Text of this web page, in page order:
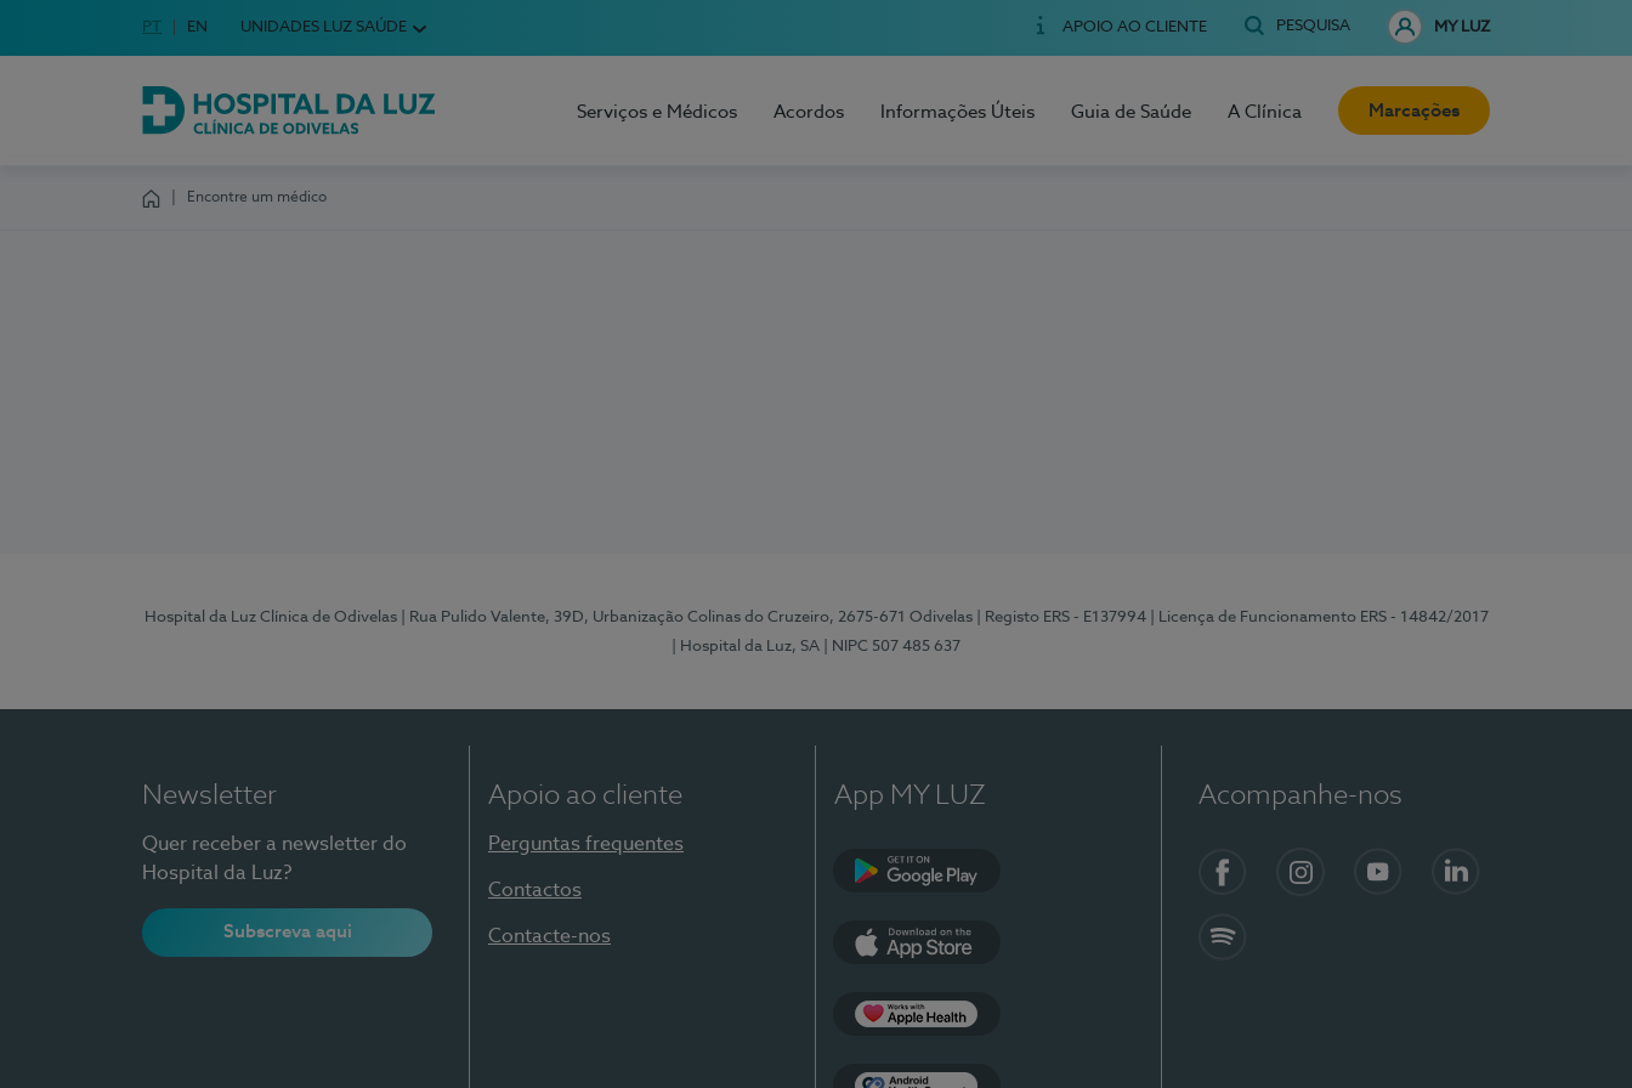
Escolha o seu idioma
Idioma em Português
PT English Language
EN UNIDADES LUZ SAÚDE APOIO AO CLIENTE PESQUISA MY LUZ
Hospital da Luz Clínica de Odivelas
Serviços e Médicos Acordos Informações Úteis Guia de Saúde A Clínica Marcações
Encontre um médico
Hospital da Luz Clínica de Odivelas | Rua Pulido Valente, 39D, Urbanização Colinas do Cruzeiro, 2675-671 Odivelas | Registo ERS - E137994
| Licença de Funcionamento ERS - 14842/2017
| Hospital da Luz, SA
| NIPC 507 485 637
Newsletter
Quer receber a newsletter do
Hospital da Luz?
Subscreva aqui
Apoio ao cliente
Perguntas frequentes
Contactos
Contacte-nos
App MY LUZ Acompanhe-nos